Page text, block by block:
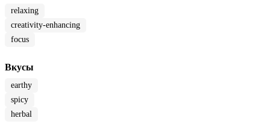
relaxing
creativity-enhancing
focus
Вкусы
earthy
spicy
herbal